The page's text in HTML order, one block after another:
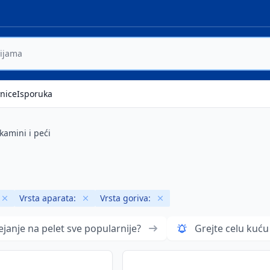
Isporuka
i peći
Remove badge
Vrsta aparata: Remove badge
Vrsta goriva: Remove badge
na pelet sve popularnije? Grejte celu